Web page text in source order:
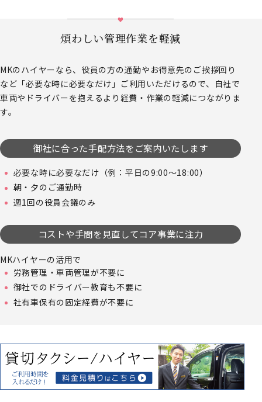
煩わしい管理作業を軽減
MKのハイヤーなら、役員の方の通勤やお得意先のご挨拶回り
など 「必要な時に必要なだけ」ご利用いただけるので、
自社で
車両やドライバーを抱えるより経費・作業の軽減につながりま
す。
御社に合った手配方法をご案内いたします
必要な時に必要なだけ（例：平日の9:00～18:00）
朝・夕のご通勤時
週1回の役員会議のみ
コストや手間を見直してコア事業に注力
MKハイヤーの活用で
労務管理・車両管理が不要に
御社でのドライバー教育も不要に
社有車保有の固定経費が不要に